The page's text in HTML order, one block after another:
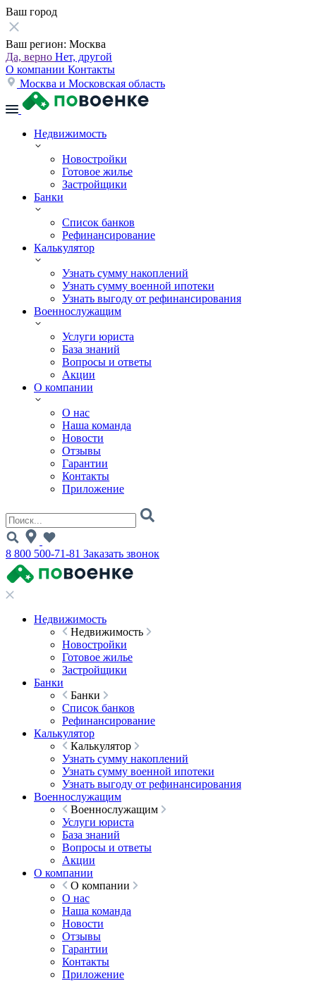
Ваш город
Ваш регион: Москва
Да, верно Нет, другой
О компании Контакты
Москва и Московская область
Недвижимость
Новостройки
Готовое жилье
Застройщики
Банки
Список банков
Рефинансирование
Калькулятор
Узнать сумму накоплений
Узнать сумму военной ипотеки
Узнать выгоду от рефинансирования
Военнослужащим
Услуги юриста
База знаний
Вопросы и ответы
Акции
О компании
О нас
Наша команда
Новости
Отзывы
Гарантии
Контакты
Приложение
8 800 500-71-81 Заказать звонок
Недвижимость
Недвижимость
Новостройки
Готовое жилье
Застройщики
Банки
Банки
Список банков
Рефинансирование
Калькулятор
Калькулятор
Узнать сумму накоплений
Узнать сумму военной ипотеки
Узнать выгоду от рефинансирования
Военнослужащим
Военнослужащим
Услуги юриста
База знаний
Вопросы и ответы
Акции
О компании
О компании
О нас
Наша команда
Новости
Отзывы
Гарантии
Контакты
Приложение